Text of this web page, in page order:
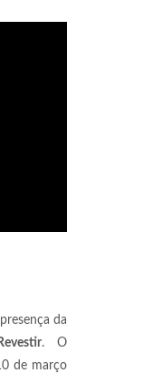
da
. O
de março